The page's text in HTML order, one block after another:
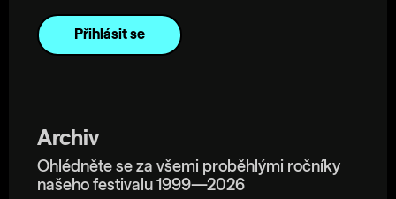
Archiv
Ohlédněte se za všemi proběhlými ročníky
našeho festivalu 1999—2026